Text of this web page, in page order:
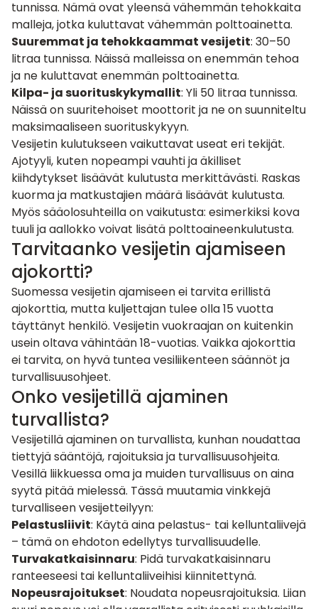
tunnissa. Nämä ovat yleensä vähemmän tehokkaita
malleja, jotka kuluttavat vähemmän polttoainetta.
Suuremmat ja tehokkaammat vesijetit: 30–50
litraa tunnissa. Näissä malleissa on enemmän tehoa
ja ne kuluttavat enemmän polttoainetta.
Kilpa- ja suorituskykymallit: Yli 50 litraa tunnissa.
Näissä on suuritehoiset moottorit ja ne on suunniteltu
maksimaaliseen suorituskykyyn.
Vesijetin kulutukseen vaikuttavat useat eri tekijät.
Ajotyyli, kuten nopeampi vauhti ja äkilliset
kiihdytykset lisäävät kulutusta merkittävästi. Raskas
kuorma ja matkustajien määrä lisäävät kulutusta.
Myös sääolosuhteilla on vaikutusta: esimerkiksi kova
tuuli ja aallokko voivat lisätä polttoaineenkulutusta.
Tarvitaanko vesijetin ajamiseen
ajokortti?
Suomessa vesijetin ajamiseen ei tarvita erillistä
ajokorttia, mutta kuljettajan tulee olla 15 vuotta
täyttänyt henkilö. Vesijetin vuokraajan on kuitenkin
usein oltava vähintään 18-vuotias. Vaikka ajokorttia
ei tarvita, on hyvä tuntea vesiliikenteen säännöt ja
turvallisuusohjeet.
Onko vesijetillä ajaminen
turvallista?
Vesijetillä ajaminen on turvallista, kunhan noudattaa
tiettyjä sääntöjä, rajoituksia ja turvallisuusohjeita.
Vesillä liikkuessa oma ja muiden turvallisuus on aina
syytä pitää mielessä. Tässä muutamia vinkkejä
turvalliseen vesijetteilyyn:
Pelastusliivit: Käytä aina pelastus- tai kelluntaliivejä
– tämä on ehdoton edellytys turvallisuudelle.
Turvakatkaisinnaru: Pidä turvakatkaisinnaru
ranteeseesi tai kelluntaliiveihisi kiinnitettynä.
Nopeusrajoitukset: Noudata nopeusrajoituksia. Liian